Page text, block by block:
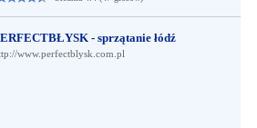
- sprzątanie łódź
www.perfectblysk.com.pl